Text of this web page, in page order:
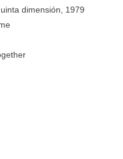
dimensión, 1979